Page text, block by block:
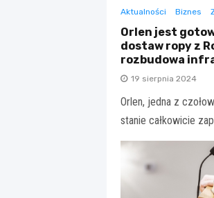
Aktualności Biznes
Orlen jest
dostaw ropy z
rozbudowa
19 sierpnia 2024
Orlen, jedna z
stanie całkowicie